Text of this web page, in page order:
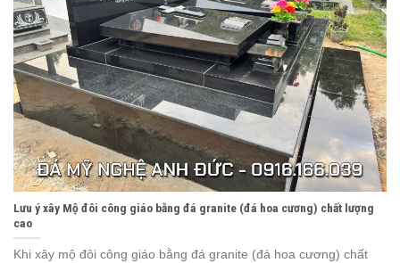
Lưu ý xây Mộ đôi công giáo bằng đá granite (đá hoa cương) chất lượng
cao
Khi xây mộ đôi công giáo bằng đá granite (đá hoa cương) chất